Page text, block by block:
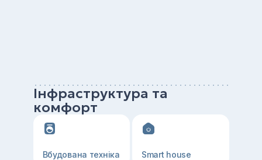
Інфраструктура та
комфорт
Вбудована техніка Smart house